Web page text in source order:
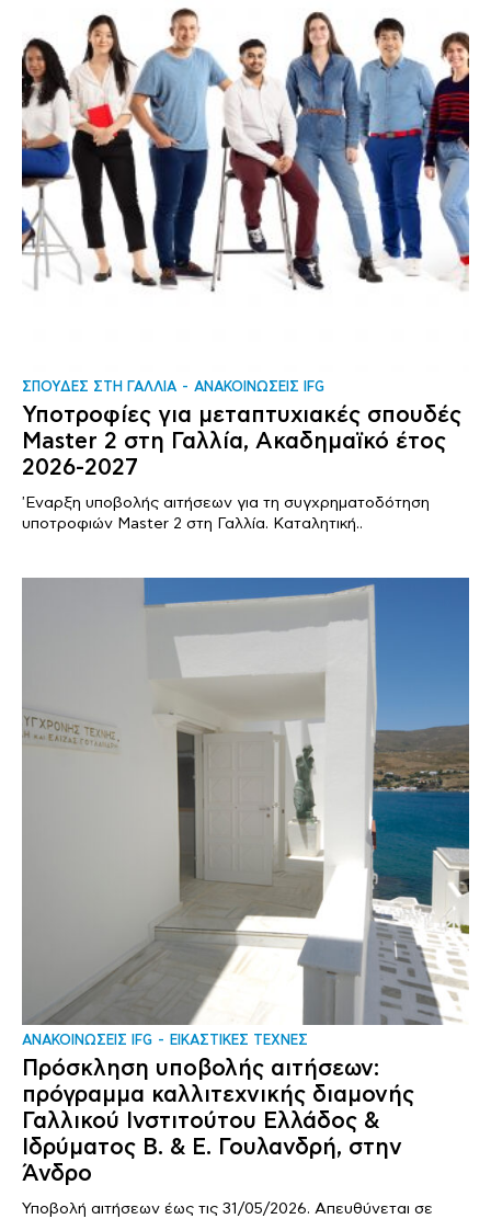
ΣΠΟΥΔΕΣ ΣΤΗ ΓΑΛΛΙΑ ΑΝΑΚΟΙΝΩΣΕΙΣ IFG
Υποτροφίες για μεταπτυχιακές σπουδές
Master 2 στη Γαλλία, Ακαδημαϊκό έτος
2026-2027
'Εναρξη υποβολής αιτήσεων για τη συγχρηματοδότηση
υποτροφιών Master 2 στη Γαλλία. Καταλητική..
ΑΝΑΚΟΙΝΩΣΕΙΣ IFG ΕΙΚΑΣΤΙΚΕΣ ΤΕΧΝΕΣ
Πρόσκληση υποβολής αιτήσεων:
πρόγραμμα καλλιτεχνικής διαμονής
Γαλλικού Ινστιτούτου Ελλάδος &
Ιδρύματος Β. & Ε. Γουλανδρή, στην
Άνδρο
Υποβολή αιτήσεων έως τις 31/05/2026. Απευθύνεται σε